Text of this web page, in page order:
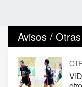
Avisos /